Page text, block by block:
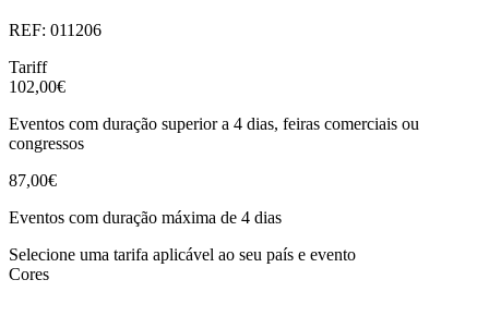
REF: 011206
Tariff
102,00€
Eventos com duração superior a 4 dias, feiras comerciais ou
congressos
87,00€
Eventos com duração máxima de 4 dias
Selecione uma tarifa aplicável ao seu país e evento
Cores